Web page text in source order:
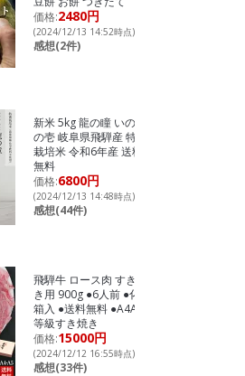
価格:2480円
(2024/12/13 14:52時点)
感想(2件)
新米 5kg 龍の瞳 いのち
の壱 岐阜県飛騨産 特別
栽培米 令和6年産 送料
無料
価格:6800円
(2024/12/13 14:48時点)
感想(44件)
飛騨牛 ロース肉 すき焼
き用 900g ●6人前 ●化粧
箱入 ●送料無料 ●A4A5
等級すき焼き
価格:15000円
(2024/12/12 16:55時点)
感想(33件)